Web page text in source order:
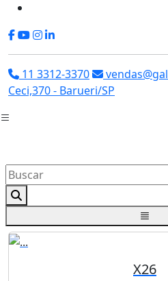
11 3312-3370
Ceci,370 - Barueri/SP
X26